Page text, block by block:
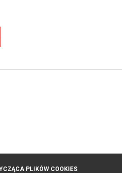
PLIKÓW COOKIES